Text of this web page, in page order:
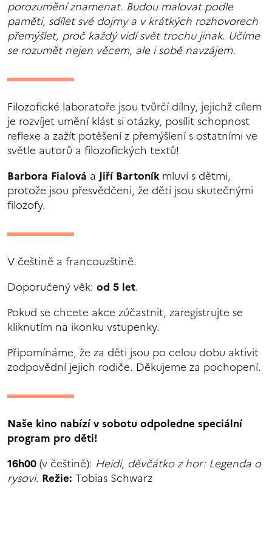
porozumění znamenat. Budou malovat podle
paměti, sdílet své dojmy a v krátkých rozhovorech
přemýšlet, proč každý vidí svět trochu jinak. Učíme
se rozumět nejen věcem, ale i sobě navzájem.
Filozofické laboratoře jsou tvůrčí dílny, jejichž cílem
je rozvíjet umění klást si otázky, posílit schopnost
reflexe a zažít potěšení z přemýšlení s ostatními ve
světle autorů a filozofických textů!
Barbora Fialová aJiří Bartoník mluví s dětmi,
protože jsou přesvědčeni, že děti jsou skutečnými
filozofy.
V češtině a francouzštině.
Doporučený věk: od 5 let.
Pokud se chcete akce zúčastnit, zaregistrujte se
kliknutím na ikonku vstupenky.
Připomínáme, že za děti jsou po celou dobu aktivit
zodpovědní jejich rodiče. Děkujeme za pochopení.
Naše kino nabízí v sobotu odpoledne speciální
program pro děti!
16h00(v češtině): Heidi, děvčátko z hor: Legenda o
rysovi. Režie: Tobias Schwarz